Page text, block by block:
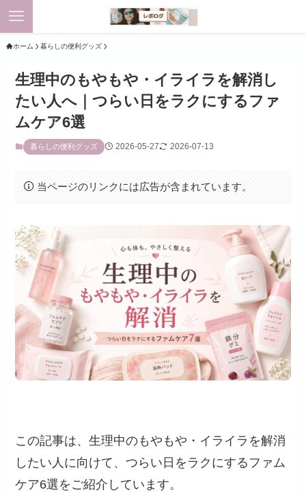
ホーム 暮らしの便利グッズ
生理中のもやもや・イライラを解消し
たい人へ｜つらい日をラクにするファ
ムケア6選
暮らしの便利グッズ 2026-05-27 2026-07-13
当ページのリンクには広告が含まれています。
この記事は、生理中のもやもや・イライラを解消
したい人に向けて、つらい日をラクにするファム
ケア6選をご紹介しています。